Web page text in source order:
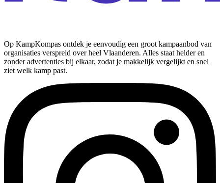
Op KampKompas ontdek je eenvoudig een groot kampaanbod van
organisaties verspreid over heel Vlaanderen. Alles staat helder en
zonder advertenties bij elkaar, zodat je makkelijk vergelijkt en snel
ziet welk kamp past.